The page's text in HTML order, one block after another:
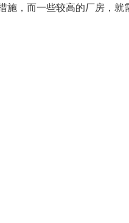
施，而一些较高的厂房，就